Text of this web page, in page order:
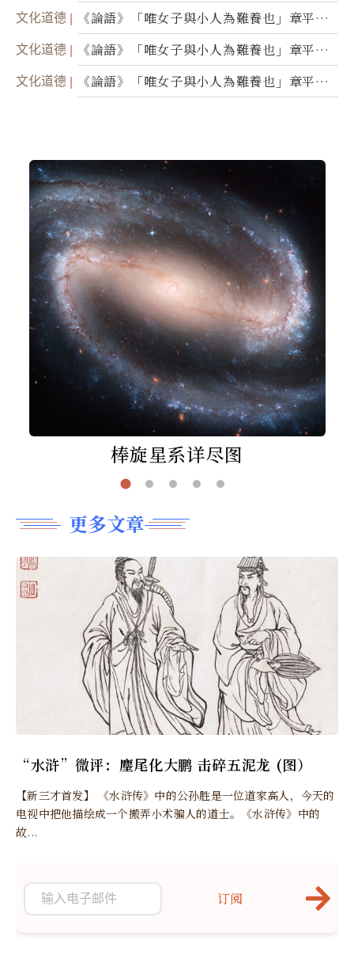
文化道德
《論語》「唯女子與小人為難養也」章平議
（三）
文化道德
《論語》「唯女子與小人為難養也」章平議
（二）
文化道德
《論語》「唯女子與小人為難養也」章平議
（一）
棒旋星系详尽图
更多文章
“水浒”微评：麈尾化大鹏 击碎五泥龙 (图）
【新三才首发】 《水浒传》中的公孙胜是一位道家高人，今天的
电视中把他描绘成一个搬弄小术骗人的道士。《水浒传》中的
故...
订阅